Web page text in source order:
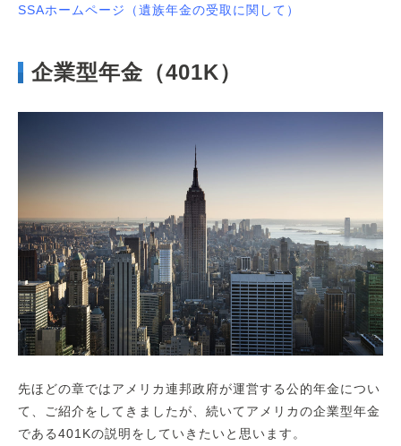
SSAホームページ（遺族年金の受取に関して）
企業型年金（401K）
先ほどの章ではアメリカ連邦政府が運営する公的年金につい
て、ご紹介をしてきましたが、続いてアメリカの企業型年金
である401Kの説明をしていきたいと思います。